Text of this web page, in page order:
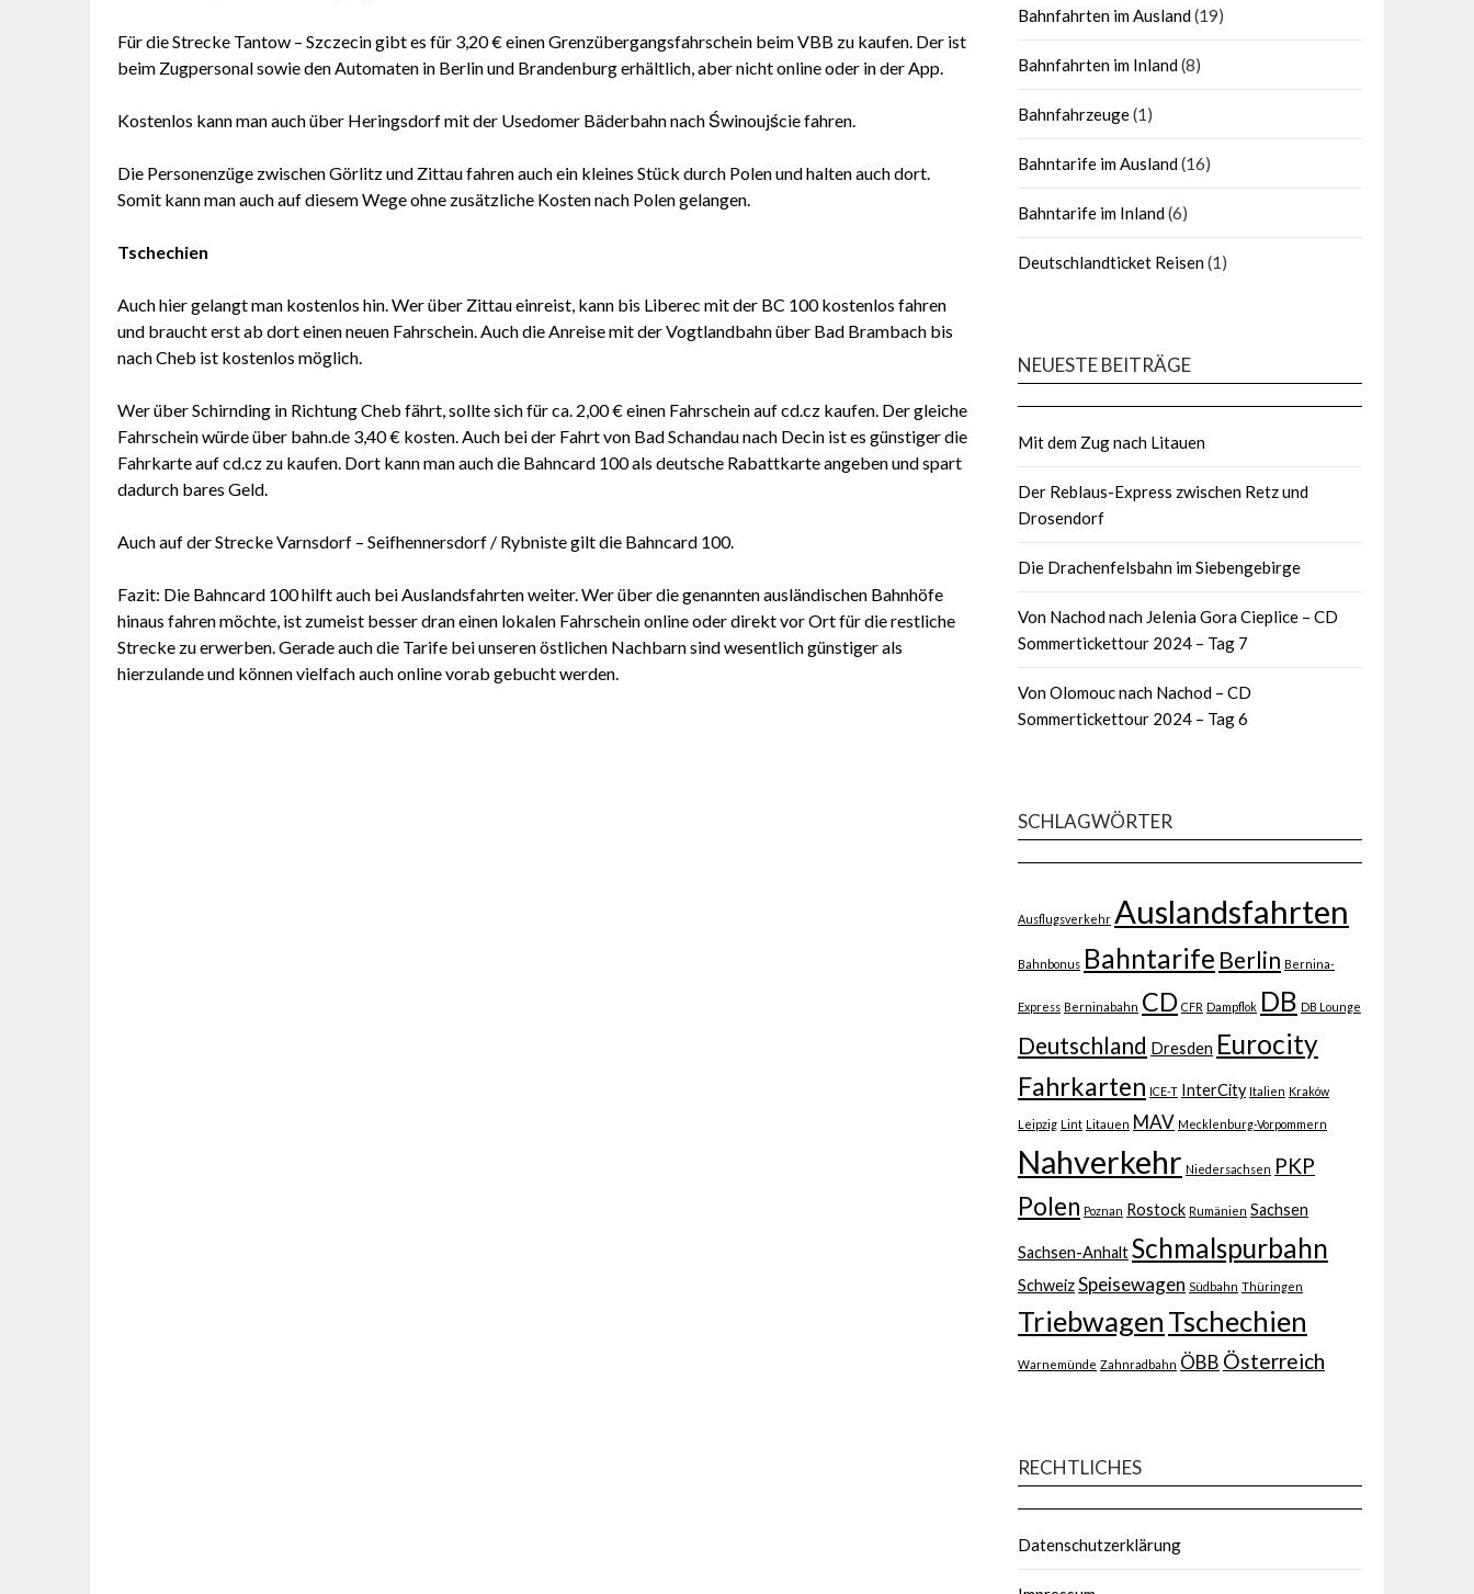
Für die Strecke Tantow – Szczecin gibt es für 3,20 € einen Grenzübergangsfahrschein beim VBB zu kaufen. Der ist
beim Zugpersonal sowie den Automaten in Berlin und Brandenburg erhältlich, aber nicht online oder in der App.
Kostenlos kann man auch über Heringsdorf mit der Usedomer Bäderbahn nach Świnoujście fahren.
Die Personenzüge zwischen Görlitz und Zittau fahren auch ein kleines Stück durch Polen und halten auch dort.
Somit kann man auch auf diesem Wege ohne zusätzliche Kosten nach Polen gelangen.
Tschechien
Auch hier gelangt man kostenlos hin. Wer über Zittau einreist, kann bis Liberec mit der BC 100 kostenlos fahren
und braucht erst ab dort einen neuen Fahrschein. Auch die Anreise mit der Vogtlandbahn über Bad Brambach bis
nach Cheb ist kostenlos möglich.
Wer über Schirnding in Richtung Cheb fährt, sollte sich für ca. 2,00 € einen Fahrschein auf cd.cz kaufen. Der gleiche
Fahrschein würde über bahn.de 3,40 € kosten. Auch bei der Fahrt von Bad Schandau nach Decin ist es günstiger die
Fahrkarte auf cd.cz zu kaufen. Dort kann man auch die Bahncard 100 als deutsche Rabattkarte angeben und spart
dadurch bares Geld.
Auch auf der Strecke Varnsdorf – Seifhennersdorf / Rybniste gilt die Bahncard 100.
Fazit: Die Bahncard 100 hilft auch bei Auslandsfahrten weiter. Wer über die genannten ausländischen Bahnhöfe
hinaus fahren möchte, ist zumeist besser dran einen lokalen Fahrschein online oder direkt vor Ort für die restliche
Strecke zu erwerben. Gerade auch die Tarife bei unseren östlichen Nachbarn sind wesentlich günstiger als
hierzulande und können vielfach auch online vorab gebucht werden.
Bahnfahrten im Ausland(19)
Bahnfahrten im Inland(8)
Bahnfahrzeuge(1)
Bahntarife im Ausland(16)
Bahntarife im Inland(6)
Deutschlandticket Reisen(1)
NEUESTE BEITRÄGE
Mit dem Zug nach Litauen
Der Reblaus-Express zwischen Retz und
Drosendorf
Die Drachenfelsbahn im Siebengebirge
Von Nachod nach Jelenia Gora Cieplice – CD
Sommertickettour 2024 – Tag 7
Von Olomouc nach Nachod – CD
Sommertickettour 2024 – Tag 6
SCHLAGWÖRTER
Ausflugsverkehr Auslandsfahrten
Bahnbonus Bahntarife Berlin Bernina-
Express Berninabahn CD CFR Dampflok DB DB Lounge
Deutschland Dresden Eurocity
Fahrkarten ICE-T InterCity Italien Kraków
Leipzig Lint Litauen MAV Mecklenburg-Vorpommern
Nahverkehr Niedersachsen PKP
Polen Poznan Rostock Rumänien Sachsen
Sachsen-AnhaltSchmalspurbahn
SchweizSpeisewagen Südbahn Thüringen
Triebwagen Tschechien
Warnemünde Zahnradbahn ÖBB Österreich
RECHTLICHES
Datenschutzerklärung